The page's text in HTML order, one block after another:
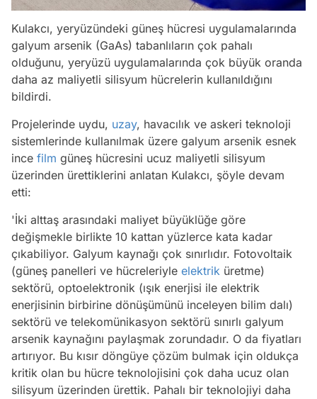
Kulakcı, yeryüzündeki güneş hücresi uygulamalarında
galyum arsenik (GaAs) tabanlıların çok pahalı
olduğunu, yeryüzü uygulamalarında çok büyük oranda
daha az maliyetli silisyum hücrelerin kullanıldığını
bildirdi.
Projelerinde uydu, uzay, havacılık ve askeri teknoloji
sistemlerinde kullanılmak üzere galyum arsenik esnek
ince film güneş hücresini ucuz maliyetli silisyum
üzerinden ürettiklerini anlatan Kulakcı, şöyle devam
etti:
'İki alttaş arasındaki maliyet büyüklüğe göre
değişmekle birlikte 10 kattan yüzlerce kata kadar
çıkabiliyor. Galyum kaynağı çok sınırlıdır. Fotovoltaik
(güneş panelleri ve hücreleriyle elektrik üretme)
sektörü, optoelektronik (ışık enerjisi ile elektrik
enerjisinin birbirine dönüşümünü inceleyen bilim dalı)
sektörü ve telekomünikasyon sektörü sınırlı galyum
arsenik kaynağını paylaşmak zorundadır. O da fiyatları
artırıyor. Bu kısır döngüye çözüm bulmak için oldukça
kritik olan bu hücre teknolojisini çok daha ucuz olan
silisyum üzerinden ürettik. Pahalı bir teknolojiyi daha